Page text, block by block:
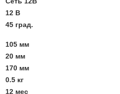
12 В
45 град.
105 мм
20 мм
170 мм
0.5 кг
12 мес